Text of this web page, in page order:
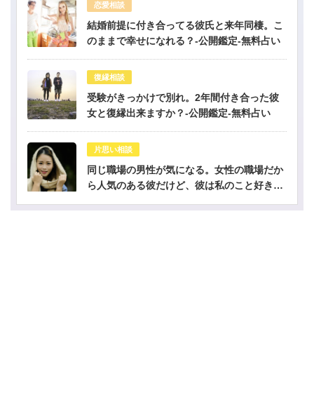
恋愛相談
結婚前提に付き合ってる彼氏と来年同棲。こ
のままで幸せになれる？-公開鑑定-無料占い
復縁相談
受験がきっかけで別れ。2年間付き合った彼
女と復縁出来ますか？-公開鑑定-無料占い
片思い相談
同じ職場の男性が気になる。女性の職場だか
ら人気のある彼だけど、彼は私のこと好き？-